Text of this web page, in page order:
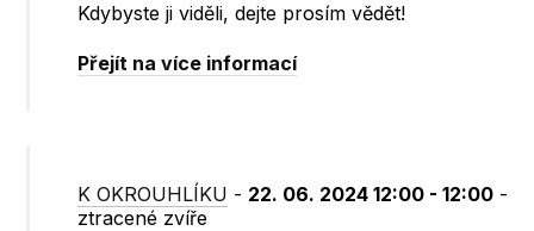
Kdybyste ji viděli, dejte prosím vědět!
Přejít na více informací
K OKROUHLÍKU - 22. 06. 2024 12:00 - 12:00 -
ztracené zvíře